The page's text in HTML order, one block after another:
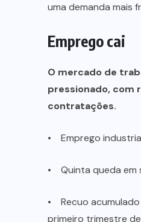
uma demanda mais
Emprego cai
O mercado de
pressionado, com
contratações.
• Emprego
• Quinta queda em
• Recuo
primeiro trimestre